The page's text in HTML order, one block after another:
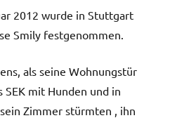
2012 wurde in Stuttgart
Smily festgenommen.
als seine Wohnungstür
mit Hunden und in
Zimmer stürmten , ihn